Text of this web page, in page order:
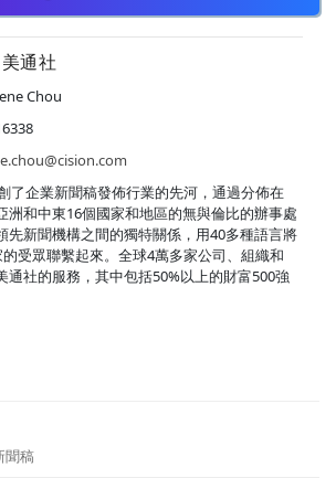
通社
Chou
了企業新聞稿發佈行業的先河，通過分佈在
洲和中東16個國家和地區的無與倫比的辦事處
先新聞機構之間的獨特關係，用40多種語言將
受眾聯繫起來。全球4萬多家公司、組織和
通社的服務，其中包括50%以上的財富500強
聞稿